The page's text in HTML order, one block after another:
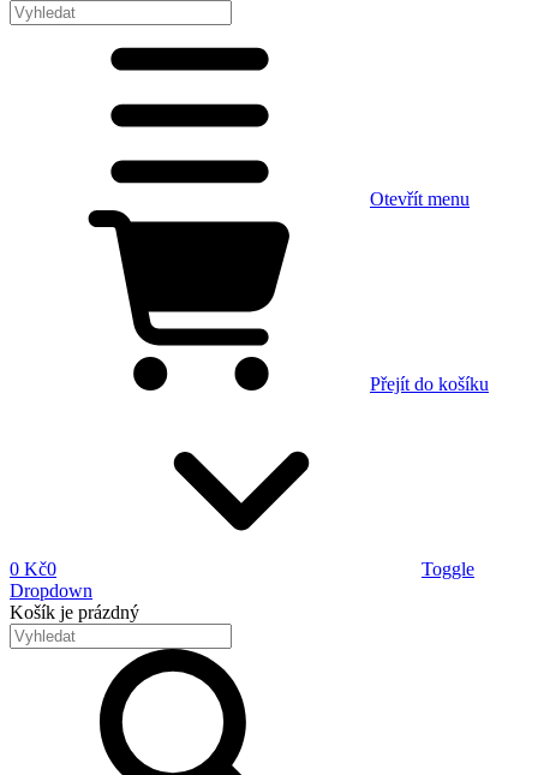
Otevřít menu
Přejít do košíku
0 Kč0
Toggle
Dropdown
Košík je prázdný